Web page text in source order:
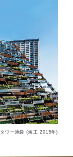
ワー池袋 (竣工 2015年)